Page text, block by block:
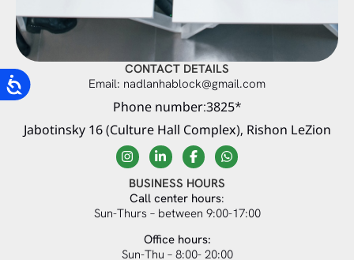
BUSINESS HOURS
Call center hours:
Sun-Thurs – between 9:00-17:00
Office hours:
Sun-Thu – 8:00- 20:00
CONTACT DETAILS
Email: nadlanhablock@gmail.com
Phone number:3825*
Jabotinsky 16 (Culture Hall Complex), Rishon LeZion